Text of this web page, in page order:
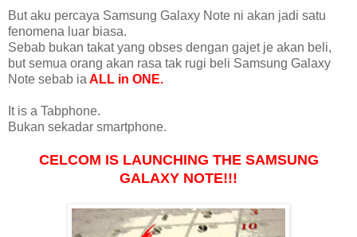
But aku percaya Samsung Galaxy Note ni akan jadi satu
fenomena luar biasa.
Sebab bukan takat yang obses dengan gajet je akan beli,
but semua orang akan rasa tak rugi beli Samsung Galaxy
Note sebab ia ALL in ONE.
It is a Tabphone.
Bukan sekadar smartphone.
CELCOM IS LAUNCHING THE SAMSUNG
GALAXY NOTE!!!